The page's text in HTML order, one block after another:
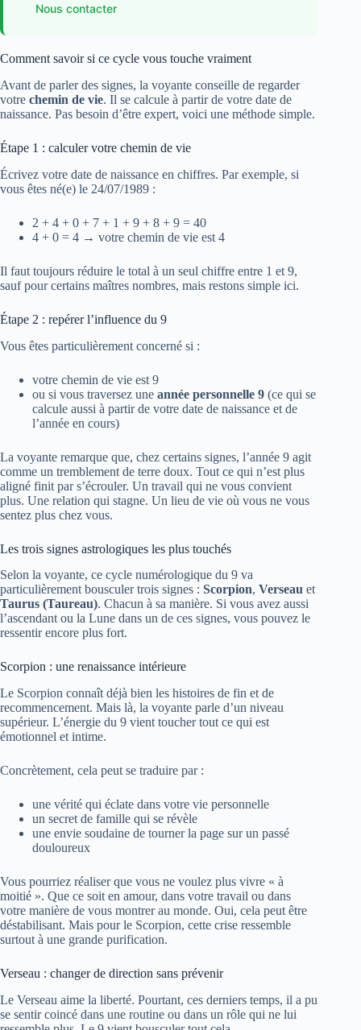
Nous contacter
Comment savoir si ce cycle vous touche vraiment
Avant de parler des signes, la voyante conseille de regarder
votre chemin de vie. Il se calcule à partir de votre date de
naissance. Pas besoin d’être expert, voici une méthode simple.
Étape 1 : calculer votre chemin de vie
Écrivez votre date de naissance en chiffres. Par exemple, si
vous êtes né(e) le 24/07/1989 :
2 + 4 + 0 + 7 + 1 + 9 + 8 + 9 = 40
4 + 0 = 4 → votre chemin de vie est 4
Il faut toujours réduire le total à un seul chiffre entre 1 et 9,
sauf pour certains maîtres nombres, mais restons simple ici.
Étape 2 : repérer l’influence du 9
Vous êtes particulièrement concerné si :
votre chemin de vie est 9
ou si vous traversez une année personnelle 9 (ce qui se
calcule aussi à partir de votre date de naissance et de
l’année en cours)
La voyante remarque que, chez certains signes, l’année 9 agit
comme un tremblement de terre doux. Tout ce qui n’est plus
aligné finit par s’écrouler. Un travail qui ne vous convient
plus. Une relation qui stagne. Un lieu de vie où vous ne vous
sentez plus chez vous.
Les trois signes astrologiques les plus touchés
Selon la voyante, ce cycle numérologique du 9 va
particulièrement bousculer trois signes : Scorpion, Verseau et
Taurus (Taureau). Chacun à sa manière. Si vous avez aussi
l’ascendant ou la Lune dans un de ces signes, vous pouvez le
ressentir encore plus fort.
Scorpion : une renaissance intérieure
Le Scorpion connaît déjà bien les histoires de fin et de
recommencement. Mais là, la voyante parle d’un niveau
supérieur. L’énergie du 9 vient toucher tout ce qui est
émotionnel et intime.
Concrètement, cela peut se traduire par :
une vérité qui éclate dans votre vie personnelle
un secret de famille qui se révèle
une envie soudaine de tourner la page sur un passé
douloureux
Vous pourriez réaliser que vous ne voulez plus vivre « à
moitié ». Que ce soit en amour, dans votre travail ou dans
votre manière de vous montrer au monde. Oui, cela peut être
déstabilisant. Mais pour le Scorpion, cette crise ressemble
surtout à une grande purification.
Verseau : changer de direction sans prévenir
Le Verseau aime la liberté. Pourtant, ces derniers temps, il a pu
se sentir coincé dans une routine ou dans un rôle qui ne lui